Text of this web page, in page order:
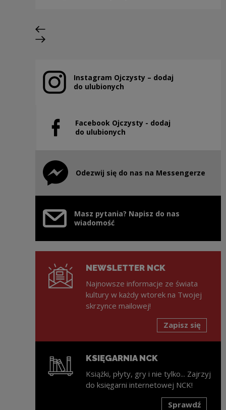
Poprzedni slajd
Następny slajd
Instagram Ojczysty – dodaj
do ulubionych
Uwaga, link zostanie otwarty w nowym oknie
Facebook Ojczysty - dodaj
do ulubionych
Uwaga, link zostanie otwarty w nowym oknie
Odezwij się do nas na Messengerze
Uwaga, link zostanie otwarty w nowym oknie
Masz pytania? Napisz do nas
wiadomość
NEWSLETTER NCK
Najnowsze informacje ze świata
kultury w każdy wtorek na Twojej
skrzynce mailowej!
Zapisz się
KSIĘGARNIA NCK
Książki, płyty, gry i nie tylko... Zajrzyj
do księgarni internetowej NCK!
Sprawdź